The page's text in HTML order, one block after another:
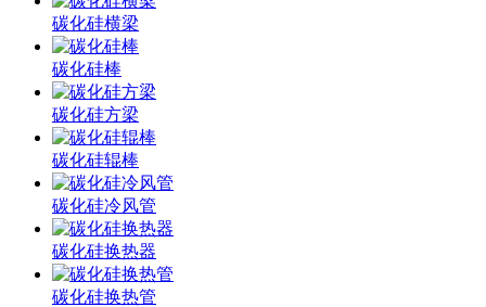
碳化硅横梁
碳化硅棒
碳化硅方梁
碳化硅辊棒
碳化硅冷风管
碳化硅换热器
碳化硅换热管